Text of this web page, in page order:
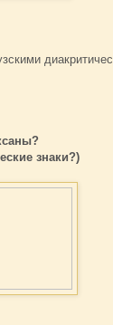
знаки?)